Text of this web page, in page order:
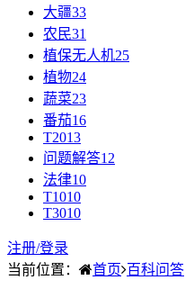
大疆33
农民31
植保无人机25
植物24
蔬菜23
番茄16
T2013
问题解答12
法律10
T1010
T3010
注册/登录
当前位置：
首页 百科问答